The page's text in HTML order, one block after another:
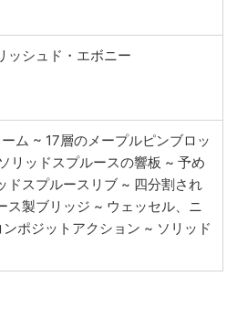
ッシュド・エボニー
ム ~ 17層のメープルピンブロッ
リッドスプルースの響板 ~ 予め
ドスプルースリブ ~ 四分割され
ス製ブリッジ ~ ウェッセル、ニ
ポジットアクション ~ ソリッド